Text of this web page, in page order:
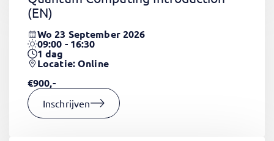
(EN)
Wo 23 September 2026
09:00 - 16:30
1dag
Locatie: Online
€900,-
Inschrijven